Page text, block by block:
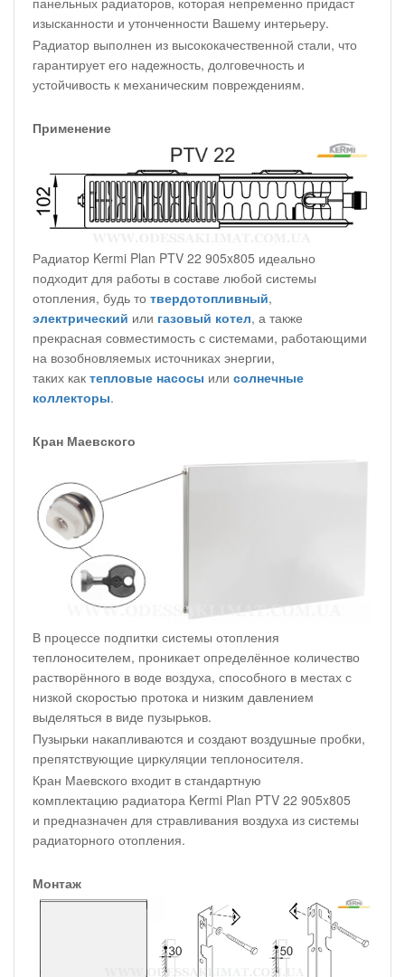
изысканности и утонченности Вашему интерьеру.
Радиатор выполнен из высококачественной стали, что
гарантирует его надежность, долговечность и
устойчивость к механическим повреждениям.
Применение
Радиатор Kermi Plan PTV 22 905x805 идеально
подходит для работы в составе любой системы
отопления, будь то твердотопливный,
электрический или газовый котел, а также
прекрасная совместимость с системами, работающими
на возобновляемых источниках энергии,
таких как тепловые насосы или солнечные
коллекторы.
Кран Маевского
В процессе подпитки системы отопления
теплоносителем, проникает определённое количество
растворённого в воде воздуха, способного в местах с
низкой скоростью протока и низким давлением
выделяться в виде пузырьков.
Пузырьки накапливаются и создают воздушные пробки,
препятствующие циркуляции теплоносителя.
Кран Маевского входит в стандартную
комплектацию радиатора Kermi Plan PTV 22 905x805
и предназначен для стравливания воздуха из системы
радиаторного отопления.
Монтаж